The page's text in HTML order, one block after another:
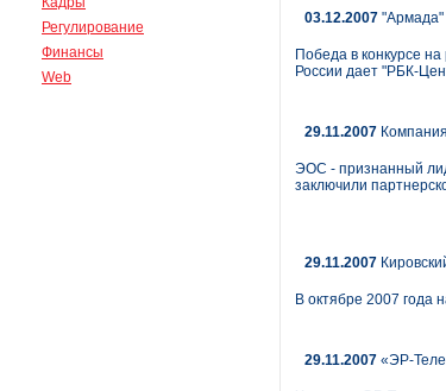
Регулирование
Финансы
Web
03.12.2007 "Армада"
Победа в конкурсе
России дает "РБК-
29.11.2007
ЭОС - признанный
заключили
29.11.2007
В октябре 2007 года
29.11.2007 «ЭР-